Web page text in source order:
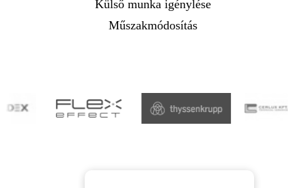
Külső munka igénylése
Műszakmódosítás